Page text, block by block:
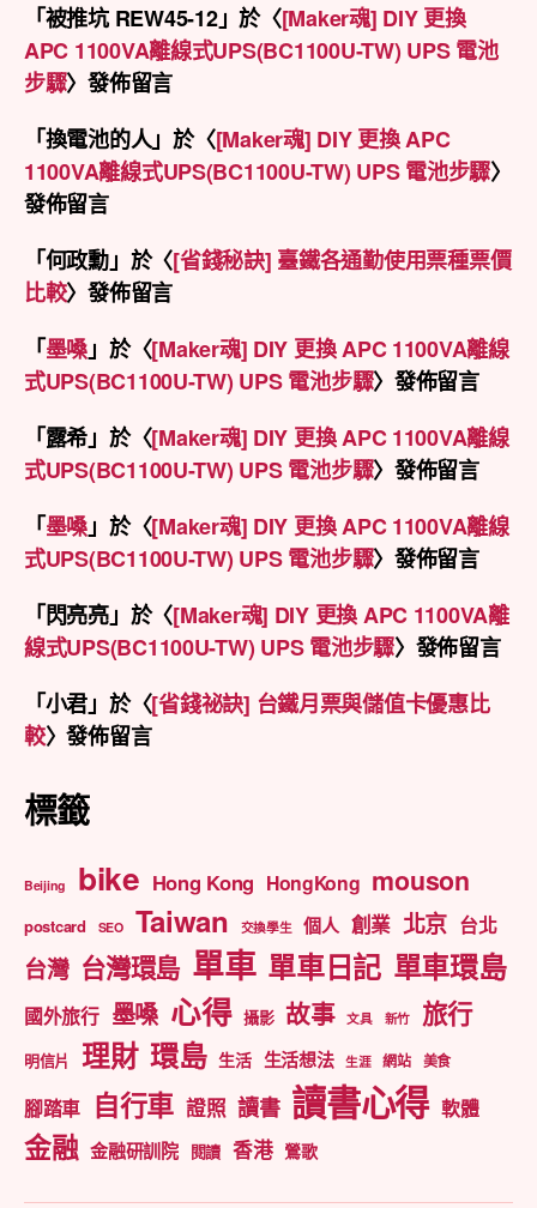
「被推坑 REW45-12」於〈[Maker魂] DIY 更換
APC 1100VA離線式UPS(BC1100U-TW) UPS 電池
步驟〉發佈留言
「換電池的人」於〈[Maker魂] DIY 更換 APC
1100VA離線式UPS(BC1100U-TW) UPS 電池步驟〉
發佈留言
「何政勳」於〈[省錢秘訣] 臺鐵各通勤使用票種票價
比較〉發佈留言
「墨嗓」於〈[Maker魂] DIY 更換 APC 1100VA離線
式UPS(BC1100U-TW) UPS 電池步驟〉發佈留言
「露希」於〈[Maker魂] DIY 更換 APC 1100VA離線
式UPS(BC1100U-TW) UPS 電池步驟〉發佈留言
「墨嗓」於〈[Maker魂] DIY 更換 APC 1100VA離線
式UPS(BC1100U-TW) UPS 電池步驟〉發佈留言
「閃亮亮」於〈[Maker魂] DIY 更換 APC 1100VA離
線式UPS(BC1100U-TW) UPS 電池步驟〉發佈留言
「小君」於〈[省錢祕訣] 台鐵月票與儲值卡優惠比
較〉發佈留言
標籤
Beijing bike Hong Kong HongKong mouson
postcard SEO Taiwan 交換學生 個人 創業 北京 台北
台灣 台灣環島 單車 單車日記 單車環島
國外旅行 墨嗓 心得 攝影 故事 文具 新竹 旅行
明信片 理財 環島 生活 生活想法 生涯 網站 美食
腳踏車 自行車 證照 讀書 讀書心得 軟體
金融 金融研訓院 閱讀 香港 鶯歌